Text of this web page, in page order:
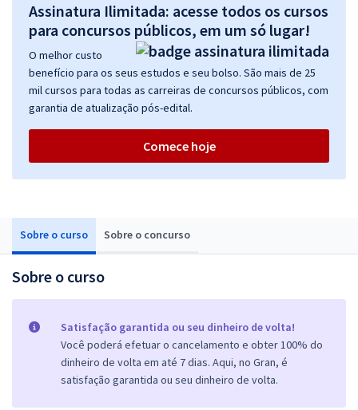
Sobre o curso Sobre o concurso
Sobre o curso
Satisfação garantida ou seu dinheiro de volta!
Você poderá efetuar o cancelamento e obter 100% do
dinheiro de volta em até 7 dias. Aqui, no Gran, é
satisfação garantida ou seu dinheiro de volta.
Assinatura Ilimitada: acesse todos os cursos
para concursos públicos, em um só lugar!
O melhor custo
benefício para os seus estudos e seu bolso. São mais de 25
mil cursos para todas as carreiras de concursos públicos, com
garantia de atualização pós-edital.
Comece hoje